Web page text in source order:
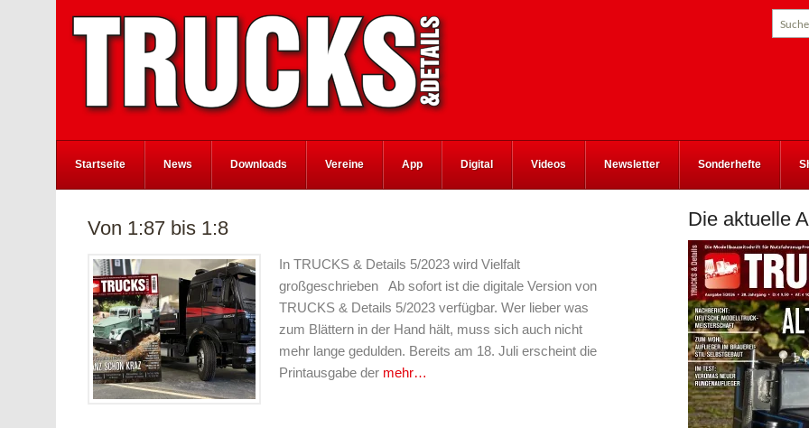
Startseite News Downloads Vereine App Digital Videos Newsletter Sonderhefte
Von 1:87 bis 1:8
In TRUCKS & Details 5/2023 wird Vielfalt
großgeschrieben Ab sofort ist die digitale Version von
TRUCKS & Details 5/2023 verfügbar. Wer lieber was
zum Blättern in der Hand hält, muss sich auch nicht
mehr lange gedulden. Bereits am 18. Juli erscheint die
Printausgabe der mehr…
Die aktuelle